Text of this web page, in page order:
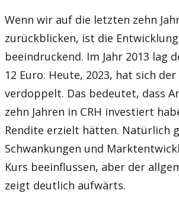
Wenn wir auf die letzten zehn
zurückblicken, ist die
beeindruckend. Im Jahr 2013 lag
12 Euro. Heute, 2023, hat sich
verdoppelt. Das bedeutet, dass
zehn Jahren in CRH investiert
Rendite erzielt hätten. Natürlich
Schwankungen und
Kurs beeinflussen, aber der
zeigt deutlich aufwärts.